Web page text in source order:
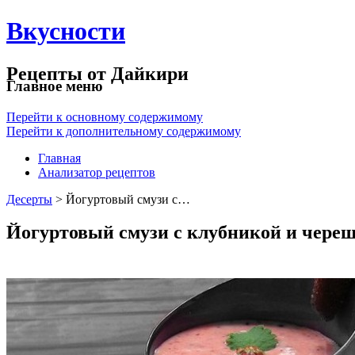
Вкусности
Рецепты от Дайкири
Главное меню
Перейти к основному содержимому
Перейти к дополнительному содержимому
Главная
Анализатор рецептов
Десерты > Йогуртовый смузи с…
Йогуртовый смузи с клубникой и